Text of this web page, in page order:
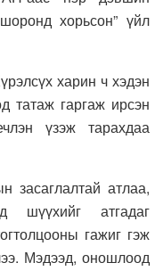
хорьсон” үйл
харин ч хэдэн
татаж гаргаж ирсэн
үзэж тарахдаа
засаглалтай атлаа,
шүүхийг атгадаг
гажиг гэж
Мэдээд, оношлоод